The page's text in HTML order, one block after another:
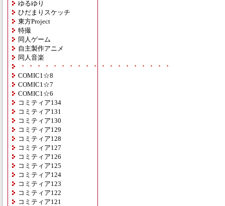
ゆるゆり
ひだまりスケッチ
東方Project
特撮
同人ゲーム
自主製作アニメ
同人音楽
・・・・・・・・・・・・・・・・・・・
COMIC1☆8
COMIC1☆7
COMIC1☆6
コミティア134
コミティア131
コミティア130
コミティア129
コミティア128
コミティア127
コミティア126
コミティア125
コミティア124
コミティア123
コミティア122
コミティア121